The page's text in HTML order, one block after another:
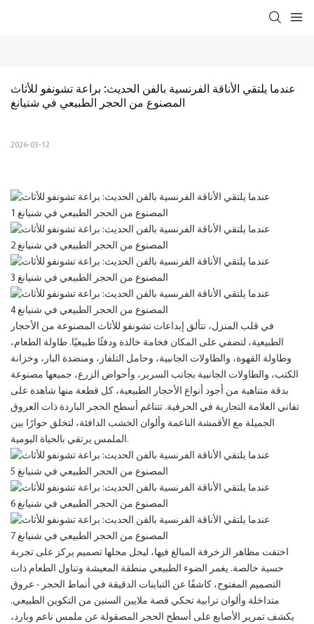
عندما يلتقي الأناقة الفرنسية بالفن الحديث: براعة تشونفو للأثاث
المصنوع من الحجر الطبيعي في شنيانغ
2026-03-12
في قلب المنزل، تتألق إبداعات تشونفو للأثاث المصنوعة من الأحجار
الطبيعية، لتضفي على المكان فخامة خالدة ودفئًا طبيعيًا. طاولة الطعام،
وطاولة القهوة، والطاولات الجانبية، وحامل التلفاز، ومنضدة البار، وخزانة
الكتب، والطاولات الجانبية بجانب السرير، وأحواض الزرع، جميعها مصنوعة
بدقة متناهية من أجود أنواع الأحجار الطبيعية، كل قطعة منها شاهدة على
تفاني العلامة التجارية في الحرفية. تتناغم أسطح الحجر الباردة ذات العروق
الجميلة مع الأقمشة الناعمة وألوان الخشب الدافئة، لتخلق حوارًا بين
الملمس يرتقي بالحياة اليومية.
اختفت مظاهر الزخرفة المبالغ فيها، ليحل محلها تصميم يركز على تجربة
حسية خالصة. يغمر الضوء الطبيعي منطقة المعيشة وتناول الطعام ذات
التصميم المفتوح، كاشفًا عن التباينات الدقيقة في أنماط الحجر - عروق
متداخلة وألوان ترابية تحكي قصة ملايين السنين من التكوين الطبيعي.
يكشف تمرير الأصابع على أسطح الحجر المصقولة عن ملمس ناعم وبارد،